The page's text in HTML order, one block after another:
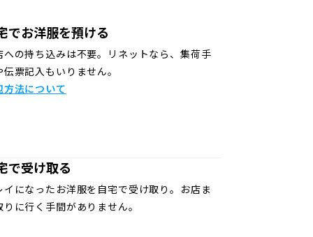
でお洋服を預ける
への持ち込みは不要。リネットなら、集荷手
伝票記入もいりません。
方法について
で受け取る
イになったお洋服を自宅で受け取り。お店ま
りに行く手間がありません。